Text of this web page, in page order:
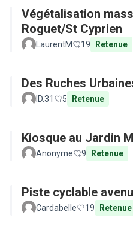
Végétalisation
Roguet/St Cyprien
LaurentM 19 Retenue
Des Ruches
ID.31 5 Retenue
Kiosque au Jardin
Anonyme 9 Retenue
Piste cyclable
Cardabelle 19 Retenue